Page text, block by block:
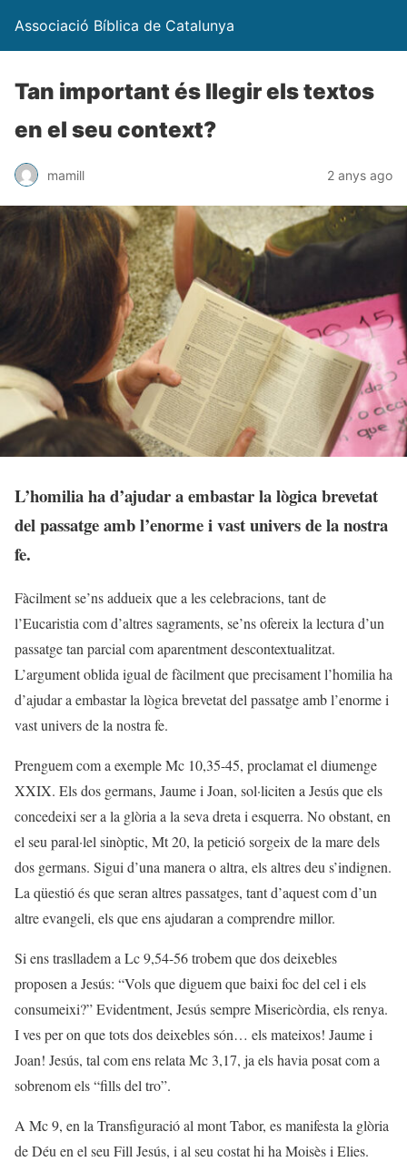
Associació Bíblica de Catalunya
Tan important és llegir els textos
en el seu context?
mamill 2 anys ago
L’homilia ha d’ajudar a embastar la lògica brevetat
del passatge amb l’enorme i vast univers de la nostra
fe.
Fàcilment se’ns addueix que a les celebracions, tant de
l’Eucaristia com d’altres sagraments, se’ns ofereix la lectura d’un
passatge tan parcial com aparentment descontextualitzat.
L’argument oblida igual de fàcilment que precisament l’homilia ha
d’ajudar a embastar la lògica brevetat del passatge amb l’enorme i
vast univers de la nostra fe.
Prenguem com a exemple Mc 10,35-45, proclamat el diumenge
XXIX. Els dos germans, Jaume i Joan, sol·liciten a Jesús que els
concedeixi ser a la glòria a la seva dreta i esquerra. No obstant, en
el seu paral·lel sinòptic, Mt 20, la petició sorgeix de la mare dels
dos germans. Sigui d’una manera o altra, els altres deu s’indignen.
La qüestió és que seran altres passatges, tant d’aquest com d’un
altre evangeli, els que ens ajudaran a comprendre millor.
Si ens traslladem a Lc 9,54-56 trobem que dos deixebles
proposen a Jesús: “Vols que diguem que baixi foc del cel i els
consumeixi?” Evidentment, Jesús sempre Misericòrdia, els renya.
I ves per on que tots dos deixebles són… els mateixos! Jaume i
Joan! Jesús, tal com ens relata Mc 3,17, ja els havia posat com a
sobrenom els “fills del tro”.
A Mc 9, en la Transfiguració al mont Tabor, es manifesta la glòria
de Déu en el seu Fill Jesús, i al seu costat hi ha Moisès i Elies.